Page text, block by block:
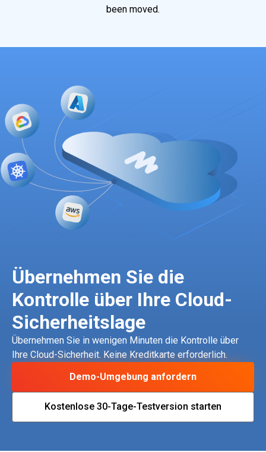
been moved.
Übernehmen Sie die
Kontrolle über Ihre Cloud-
Sicherheitslage
Übernehmen Sie in wenigen Minuten die Kontrolle über
Ihre Cloud-Sicherheit. Keine Kreditkarte erforderlich.
Demo-Umgebung anfordern
Kostenlose 30-Tage-Testversion starten